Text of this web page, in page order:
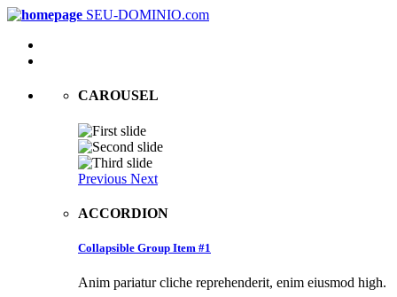
SEU-DOMINIO.com
CAROUSEL
Previous Next
ACCORDION
Collapsible Group Item #1
Anim pariatur cliche reprehenderit, enim eiusmod high.